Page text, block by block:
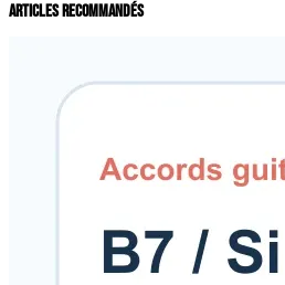
ARTICLES RECOMMANDÉS